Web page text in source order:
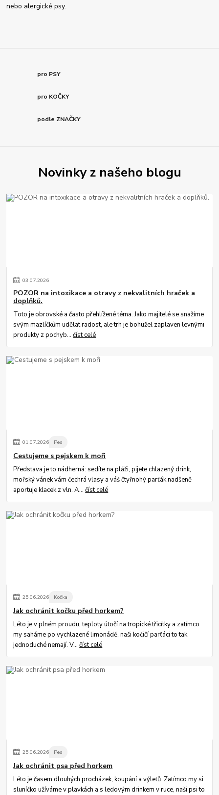
nebo alergické psy.
pro PSY
pro KOČKY
podle ZNAČKY
Novinky z našeho blogu
03.07.2026
POZOR na intoxikace a otravy z nekvalitních hraček a
doplňků.
Toto je obrovské a často přehlížené téma. Jako majitelé se snažíme
svým mazlíčkům udělat radost, ale trh je bohužel zaplaven levnými
produkty z pochyb...číst celé
01.07.2026 Pes
Cestujeme s pejskem k moři
Představa je to nádherná: sedíte na pláži, pijete chlazený drink,
mořský vánek vám čechrá vlasy a váš čtyřnohý parťák nadšeně
aportuje klacek z vln. A...číst celé
25.06.2026 Kočka
Jak ochránit kočku před horkem?
Léto je v plném proudu, teploty útočí na tropické třicítky a zatímco
my saháme po vychlazené limonádě, naši kočičí parťáci to tak
jednoduché nemají. V...číst celé
25.06.2026 Pes
Jak ochránit psa před horkem
Léto je časem dlouhých procházek, koupání a výletů. Zatímco my si
sluníčko užíváme v plavkách a s ledovým drinkem v ruce, naši psi to